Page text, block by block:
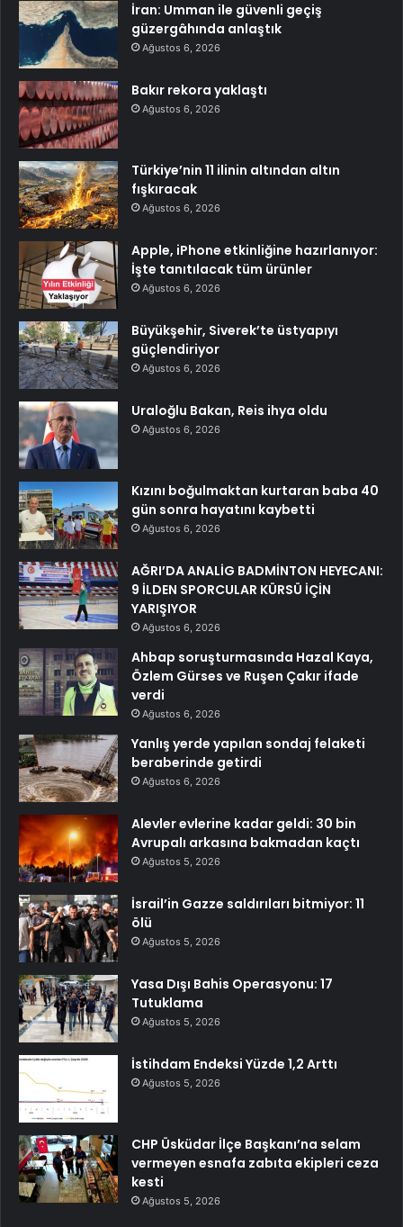
İran: Umman ile güvenli geçiş
güzergâhında anlaştık
Ağustos 6, 2026
Bakır rekora yaklaştı
Ağustos 6, 2026
Türkiye’nin 11 ilinin altından altın
fışkıracak
Ağustos 6, 2026
Apple, iPhone etkinliğine hazırlanıyor:
İşte tanıtılacak tüm ürünler
Ağustos 6, 2026
Büyükşehir, Siverek’te üstyapıyı
güçlendiriyor
Ağustos 6, 2026
Uraloğlu Bakan, Reis ihya oldu
Ağustos 6, 2026
Kızını boğulmaktan kurtaran baba 40
gün sonra hayatını kaybetti
Ağustos 6, 2026
AĞRI’DA ANALİG BADMİNTON HEYECANI:
9 İLDEN SPORCULAR KÜRSÜ İÇİN
YARIŞIYOR
Ağustos 6, 2026
Ahbap soruşturmasında Hazal Kaya,
Özlem Gürses ve Ruşen Çakır ifade
verdi
Ağustos 6, 2026
Yanlış yerde yapılan sondaj felaketi
beraberinde getirdi
Ağustos 6, 2026
Alevler evlerine kadar geldi: 30 bin
Avrupalı arkasına bakmadan kaçtı
Ağustos 5, 2026
İsrail’in Gazze saldırıları bitmiyor: 11
ölü
Ağustos 5, 2026
Yasa Dışı Bahis Operasyonu: 17
Tutuklama
Ağustos 5, 2026
İstihdam Endeksi Yüzde 1,2 Arttı
Ağustos 5, 2026
CHP Üsküdar İlçe Başkanı’na selam
vermeyen esnafa zabıta ekipleri ceza
kesti
Ağustos 5, 2026